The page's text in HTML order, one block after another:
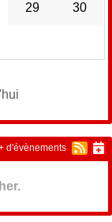
29 30
d'évènements